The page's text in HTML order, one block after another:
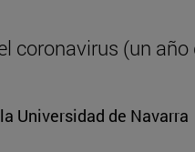
coronavirus (un año
Universidad de Navarra